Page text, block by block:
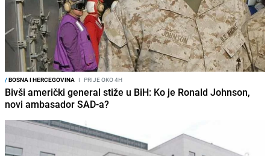
/BOSNA I HERCEGOVINA I PRIJE OKO 4H
Bivši američki general stiže u BiH: Ko je Ronald Johnson,
novi ambasador SAD-a?